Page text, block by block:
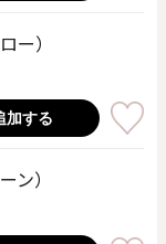
ー）
加する
ン）